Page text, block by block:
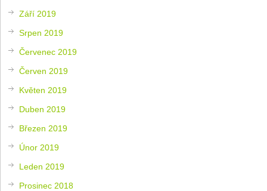
Září 2019
Srpen 2019
Červenec 2019
Červen 2019
Květen 2019
Duben 2019
Březen 2019
Únor 2019
Leden 2019
Prosinec 2018